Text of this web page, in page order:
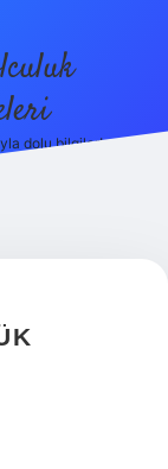
dolu bilgiler!